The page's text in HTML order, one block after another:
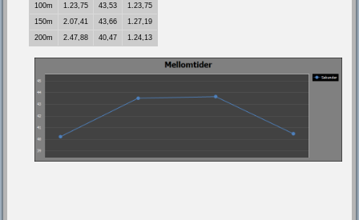
100m
1.23,75 43,53
1.23,75
150m
2.07,41 43,66
1.27,19
200m
2.47,88 40,47 1.24,13